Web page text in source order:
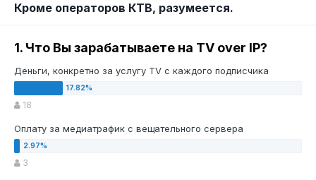
Кроме операторов КТВ, разумеется.
1. Что Вы зарабатываете на TV over IP?
Деньги, конкретно за услугу TV c каждого подписчика
18
Оплату за медиатрафик с вещательного сервера
3